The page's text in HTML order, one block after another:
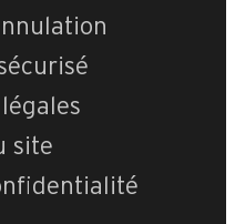
site